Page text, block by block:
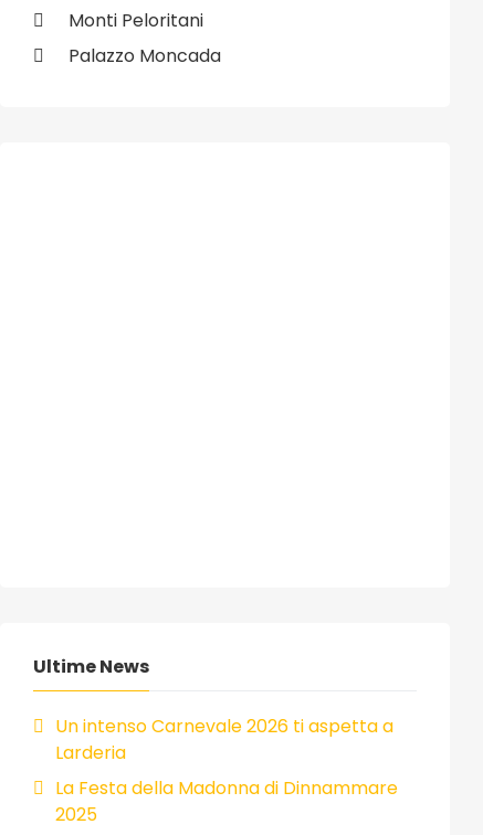
Monti Peloritani
Palazzo Moncada
Ultime News
Un intenso Carnevale 2026 ti aspetta a
Larderia
La Festa della Madonna di Dinnammare
2025